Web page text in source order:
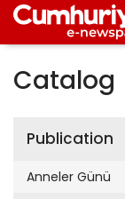
Catalog
Publication
Anneler Günü